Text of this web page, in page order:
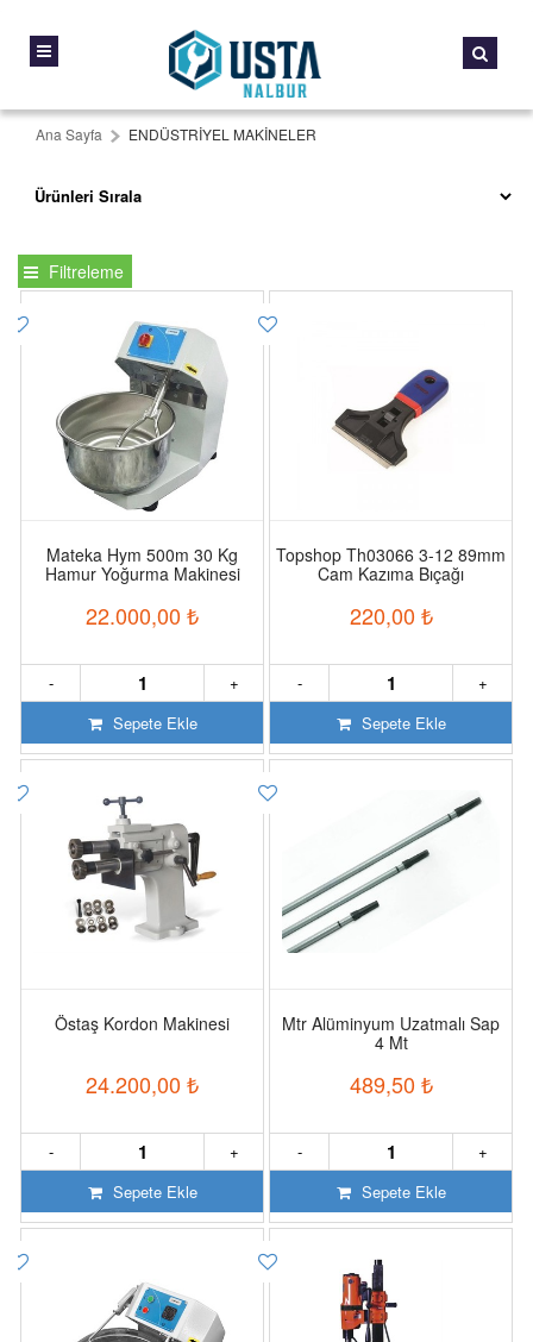
Ana Sayfa ENDÜSTRİYEL MAKİNELER
Filtreleme
Mateka Hym 500m 30 Kg
Hamur Yoğurma Makinesi
22.000,00 ₺
+
-
Sepete Ekle
Topshop Th03066 3-12 89mm
Cam Kazıma Bıçağı
220,00 ₺
+
-
Sepete Ekle
Östaş Kordon Makinesi
24.200,00 ₺
+
-
Sepete Ekle
Mtr Alüminyum Uzatmalı Sap
4 Mt
489,50 ₺
+
-
Sepete Ekle